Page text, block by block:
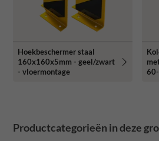
Hoekbeschermer staal
160x160x5mm - geel/zwart
- vloermontage
Productcategorieën in deze